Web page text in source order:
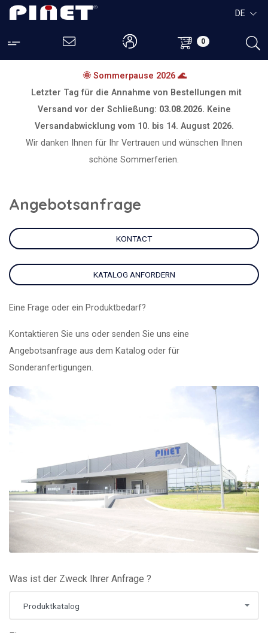
0
DE
🌞 Sommerpause 2026 🌊
Letzter Tag für die Annahme von Bestellungen mit
Versand vor der Schließung: 03.08.2026. Keine
Versandabwicklung vom 10. bis 14. August 2026.
Wir danken Ihnen für Ihr Vertrauen und wünschen Ihnen
schöne Sommerferien.
Angebotsanfrage
KONTACT
KATALOG ANFORDERN
Eine Frage oder ein Produktbedarf?
Kontaktieren Sie uns oder senden Sie uns eine
Angebotsanfrage aus dem Katalog oder für
Sonderanfertigungen.
Was ist der Zweck Ihrer Anfrage ?
Produktkatalog